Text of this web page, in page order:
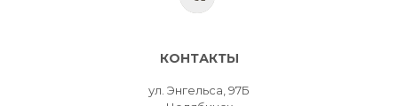
КОНТАКТЫ
ул. Энгельса, 97Б